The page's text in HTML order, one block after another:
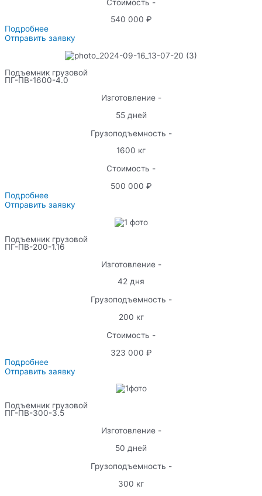
Стоимость -
540 000 ₽
Подробнее
Отправить заявку
Подъемник грузовой
ПГ-ПВ-1600-4.0
Изготовление -
55 дней
Грузоподъемность -
1600 кг
Стоимость -
500 000 ₽
Подробнее
Отправить заявку
Подъемник грузовой
ПГ-ПВ-200-1.16
Изготовление -
42 дня
Грузоподъемность -
200 кг
Стоимость -
323 000 ₽
Подробнее
Отправить заявку
Подъемник грузовой
ПГ-ПВ-300-3.5
Изготовление -
50 дней
Грузоподъемность -
300 кг